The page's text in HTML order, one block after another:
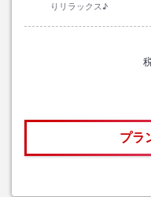
りリラックス♪
プラ